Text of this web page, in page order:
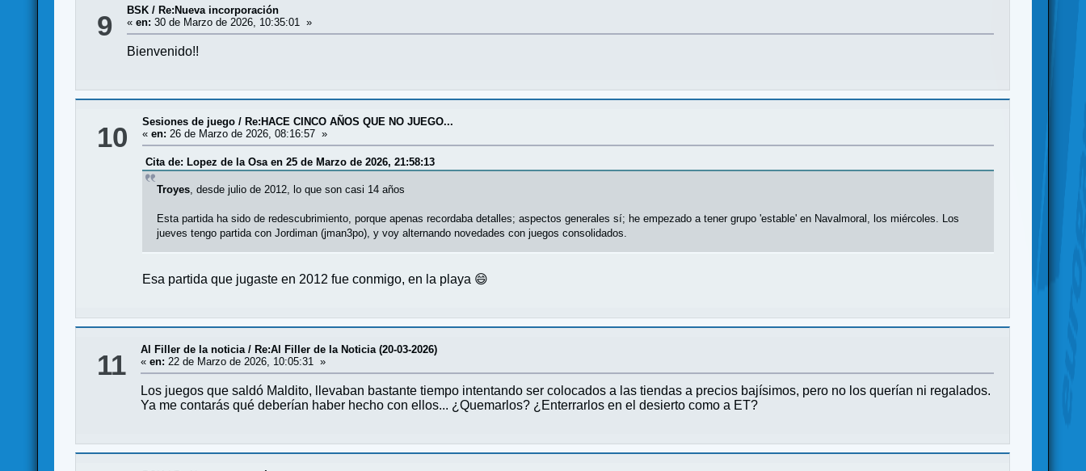
9 BSK / Re:Nueva incorporación
«en: 30 de Marzo de 2026, 10:35:01 »
Bienvenido!!
10 Sesiones de juego / Re:HACE CINCO AÑOS QUE NO JUEGO...
«en: 26 de Marzo de 2026, 08:16:57 »
Cita de: Lopez de la Osa en 25 de Marzo de 2026, 21:58:13
Troyes , desde julio de 2012, lo que son casi 14 años
Esta partida ha sido de redescubrimiento, porque apenas recordaba detalles; aspectos generales sí; he empezado a tener grupo 'estable' en Navalmoral, los miércoles. Los
jueves tengo partida con Jordiman (jman3po), y voy alternando novedades con juegos consolidados.
Esa partida que jugaste en 2012 fue conmigo, en la playa 😄
11 Al Filler de la noticia/ Re:Al Filler de la Noticia (20-03-2026)
«en: 22 de Marzo de 2026, 10:05:31 »
Los juegos que saldó Maldito, llevaban bastante tiempo intentando ser colocados a las tiendas a precios bajísimos, pero no los querían ni regalados.
Ya me contarás qué deberían haber hecho con ellos... ¿Quemarlos? ¿Enterrarlos en el desierto como a ET?